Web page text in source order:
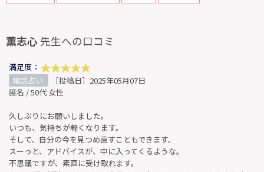
薫志心 先生への口コミ
満足度：
電話占い
［投稿日］2025年05月07日
匿名 / 50代 女性
久しぶりにお願いしました。
いつも、気持ちが軽くなります。
そして、自分の今を見つめ直すこともできます。
スーっと、アドバイスが、中に入ってくるような。
不思議ですが、素直に受け取れます。